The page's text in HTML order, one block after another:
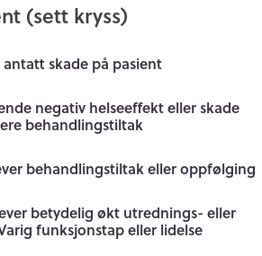
(sett kryss)
skade på pasient
negativ helseeffekt eller skade
behandlingstiltak
behandlingstiltak eller oppfølging
betydelig økt utrednings- eller
funksjonstap eller lidelse